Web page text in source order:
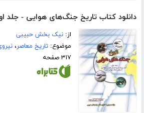
دانلود کتاب تاریخ جنگ‌های هوایی - جلد
از:نیک بخش حبیبی
موضوع:تاریخ معاصر،
۳۱۷ صفحه